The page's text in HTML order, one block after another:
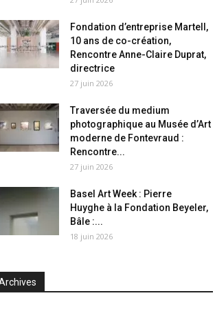
Fondation d’entreprise Martell,
10 ans de co-création,
Rencontre Anne-Claire Duprat,
directrice
27 juin 2026
Traversée du medium
photographique au Musée d’Art
moderne de Fontevraud :
Rencontre...
27 juin 2026
Basel Art Week : Pierre
Huyghe à la Fondation Beyeler,
Bâle :...
18 juin 2026